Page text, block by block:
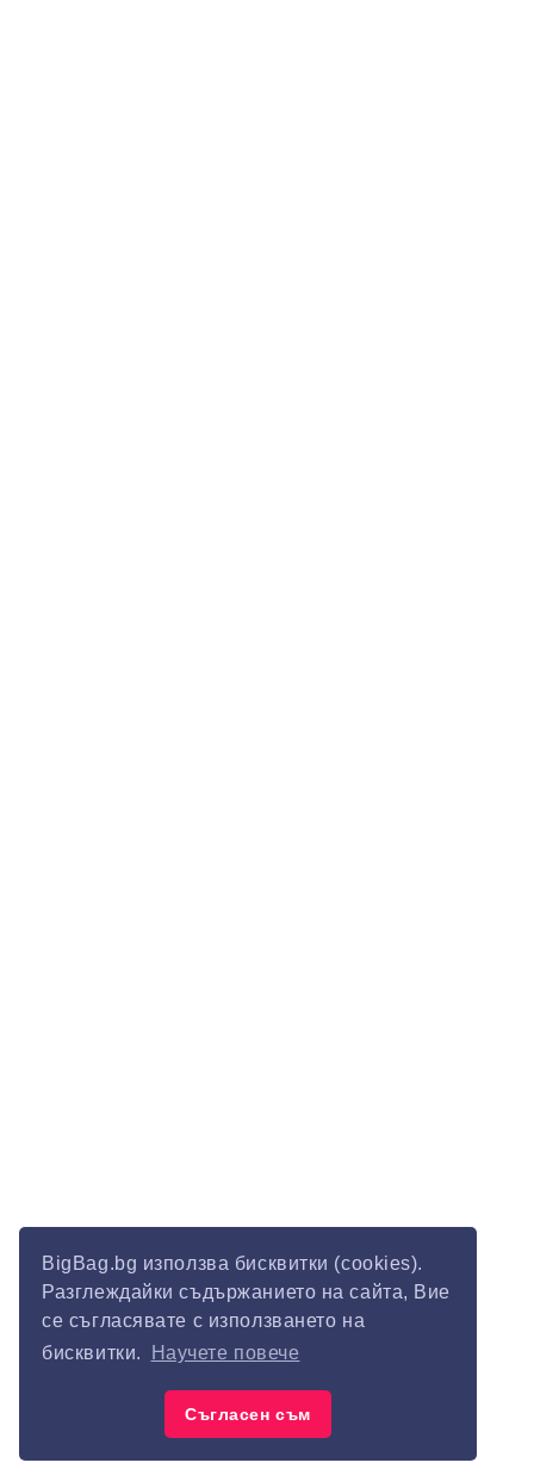
BigBag.bg използва бисквитки (cookies).
Разглеждайки съдържанието на сайта, Вие
се съгласявате с използването на
бисквитки.
Научете повече
Съгласен съм